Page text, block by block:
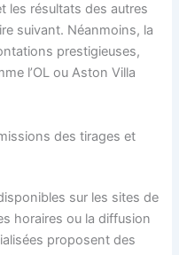
les résultats des autres
suivant. Néanmoins, la
prestigieuses,
l’OL ou Aston Villa
des tirages et
sur les sites de
horaires ou la diffusion
proposent des